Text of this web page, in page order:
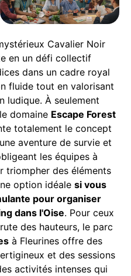
Cavalier Noir
en un défi collectif
dans un cadre royal
fluide tout en valorisant
ludique. À seulement
domaine Escape Forest
totalement le concept
aventure de survie et
les équipes à
triompher des éléments
option idéale si vous
pour organiser
dans l'Oise. Pour ceux
des hauteurs, le parc
à Fleurines offre des
et des sessions
activités intenses qui